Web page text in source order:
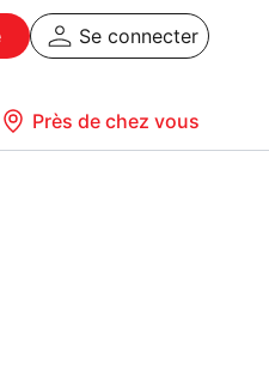
Se connecter
Près de chez vous